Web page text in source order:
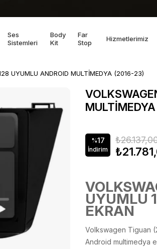
Ses
Sistemleri
Body
Kit
Far
Stop
Hizmetlerimiz
UYUMLU ANDROID MULTİMEDYA (2016-23)
%17
İndirim
UYUMLU
EKRAN
Volkswagen Tiguan
Android multimedya